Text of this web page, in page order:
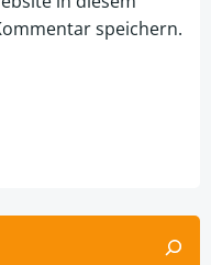
speichern.